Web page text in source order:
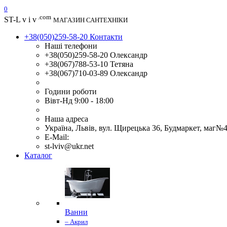
0
ST-L v i v .com МАГАЗИН САНТЕХНІКИ
+38(050)259-58-20 Контакти
Наші телефони
+38(050)259-58-20 Олександр
+38(067)788-53-10 Тетяна
+38(067)710-03-89 Олександр
Години роботи
Вівт-Нд 9:00 - 18:00
Наша адреса
Україна, Львів, вул. Щирецька 36, Будмаркет,
E-Mail:
st-lviv@ukr.net
Каталог
Ванни
– Акрил